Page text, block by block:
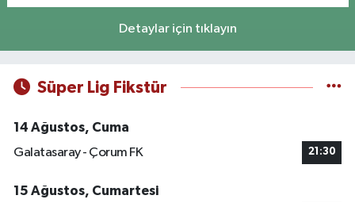
Detaylar için tıklayın
Süper Lig Fikstür
14 Ağustos, Cuma
Galatasaray - Çorum FK
21:30
15 Ağustos, Cumartesi